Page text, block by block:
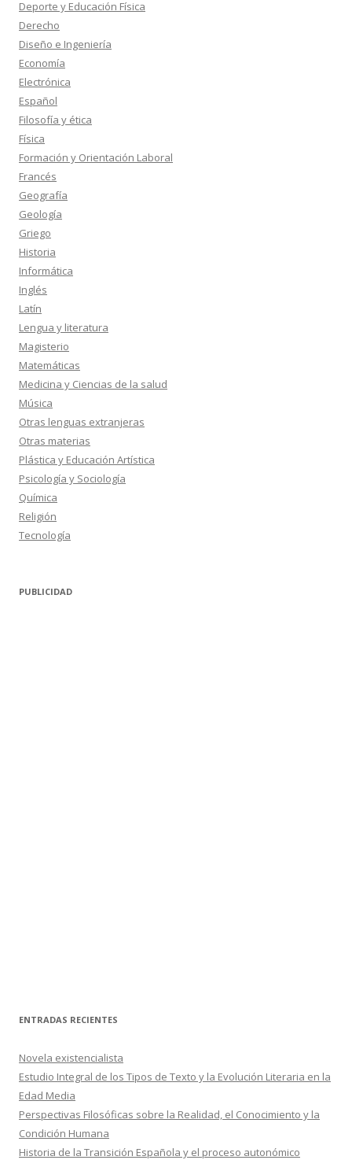
Deporte y Educación Física
Derecho
Diseño e Ingeniería
Economía
Electrónica
Español
Filosofía y ética
Física
Formación y Orientación Laboral
Francés
Geografía
Geología
Griego
Historia
Informática
Inglés
Latín
Lengua y literatura
Magisterio
Matemáticas
Medicina y Ciencias de la salud
Música
Otras lenguas extranjeras
Otras materias
Plástica y Educación Artística
Psicología y Sociología
Química
Religión
Tecnología
PUBLICIDAD
ENTRADAS RECIENTES
Novela existencialista
Estudio Integral de los Tipos de Texto y la Evolución Literaria en la
Edad Media
Perspectivas Filosóficas sobre la Realidad, el Conocimiento y la
Condición Humana
Historia de la Transición Española y el proceso autonómico